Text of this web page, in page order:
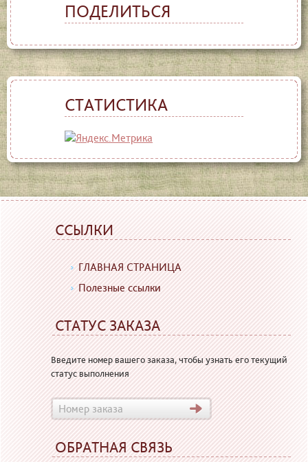
ПОДЕЛИТЬСЯ
СТАТИСТИКА
ССЫЛКИ
ГЛАВНАЯ СТРАНИЦА
Полезные ссылки
СТАТУС ЗАКАЗА
Введите номер вашего заказа, чтобы узнать его текущий
статус выполнения
ОБРАТНАЯ СВЯЗЬ